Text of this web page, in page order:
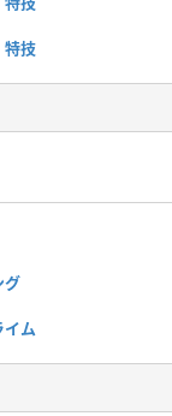
特技
グ
イム